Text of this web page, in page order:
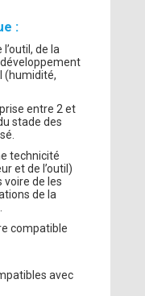
:
de la
(humidité,
entre 2 et
stade des
technicité
et de l’outil)
voire de les
de la
compatible
avec